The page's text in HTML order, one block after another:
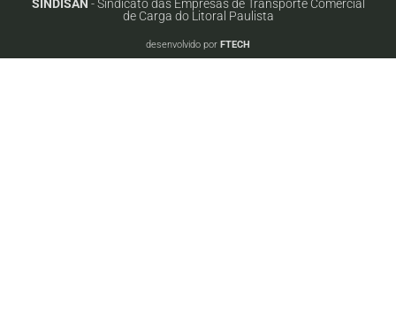
SINDISAN - Sindicato das Empresas de Transporte Comercial
de Carga do Litoral Paulista
desenvolvido por FTECH